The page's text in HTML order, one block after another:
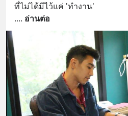
ที่ไม่ได้มีไว้แค่ 'ทำงาน'
.... อ่านต่อ